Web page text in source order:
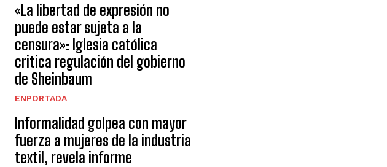
«La libertad de expresión no
puede estar sujeta a la
censura»: Iglesia católica
critica regulación del gobierno
de Sheinbaum
ENPORTADA
Informalidad golpea con mayor
fuerza a mujeres de la industria
textil, revela informe